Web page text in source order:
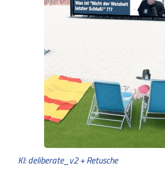
KI: deliberate_v2 + Retusche